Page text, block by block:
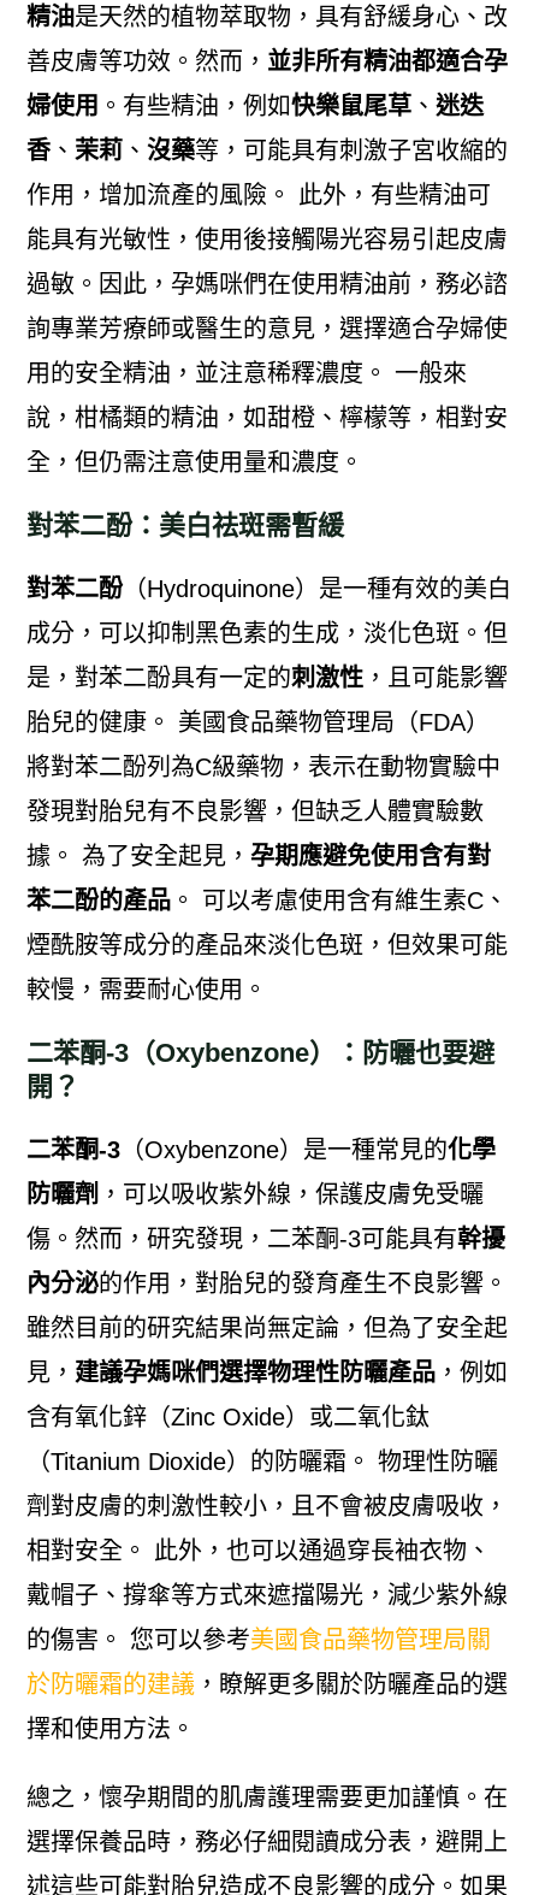
精油是天然的植物萃取物，具有舒緩身心、改
善皮膚等功效。然而， 並非所有精油都適合孕
婦使用 。有些精油，例如快樂鼠尾草、 迷迭
香、 茉莉、 沒藥等，可能具有刺激子宮收縮的
作用，增加流產的風險。 此外，有些精油可
能具有光敏性，使用後接觸陽光容易引起皮膚
過敏。因此，孕媽咪們在使用精油前，務必諮
詢專業芳療師或醫生的意見，選擇適合孕婦使
用的安全精油，並注意稀釋濃度。 一般來
說，柑橘類的精油，如甜橙、檸檬等，相對安
全，但仍需注意使用量和濃度。
對苯二酚：美白祛斑需暫緩
對苯二酚（Hydroquinone）是一種有效的美白
成分，可以抑制黑色素的生成，淡化色斑。但
是，對苯二酚具有一定的刺激性，且可能影響
胎兒的健康。 美國食品藥物管理局（FDA）
將對苯二酚列為C級藥物，表示在動物實驗中
發現對胎兒有不良影響，但缺乏人體實驗數
據。 為了安全起見， 孕期應避免使用含有對
苯二酚的產品。 可以考慮使用含有維生素C、
煙酰胺等成分的產品來淡化色斑，但效果可能
較慢，需要耐心使用。
二苯酮-3（Oxybenzone）：防曬也要避
開？
二苯酮-3（Oxybenzone）是一種常見的化學
防曬劑 ，可以吸收紫外線，保護皮膚免受曬
傷。然而，研究發現，二苯酮-3可能具有幹擾
內分泌的作用，對胎兒的發育產生不良影響。
雖然目前的研究結果尚無定論，但為了安全起
見， 建議孕媽咪們選擇物理性防曬產品，例如
含有氧化鋅（Zinc Oxide）或二氧化鈦
（Titanium Dioxide）的防曬霜。 物理性防曬
劑對皮膚的刺激性較小，且不會被皮膚吸收，
相對安全。 此外，也可以通過穿長袖衣物、
戴帽子、撐傘等方式來遮擋陽光，減少紫外線
的傷害。 您可以參考美國食品藥物管理局關
於防曬霜的建議 ，瞭解更多關於防曬產品的選
擇和使用方法。
總之，懷孕期間的肌膚護理需要更加謹慎。在
選擇保養品時，務必仔細閱讀成分表，避開上
述這些可能對胎兒造成不良影響的成分。如果